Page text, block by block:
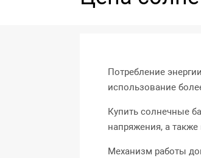
Потребление
использование
Купить солнечные
напряжения, а
Механизм работы